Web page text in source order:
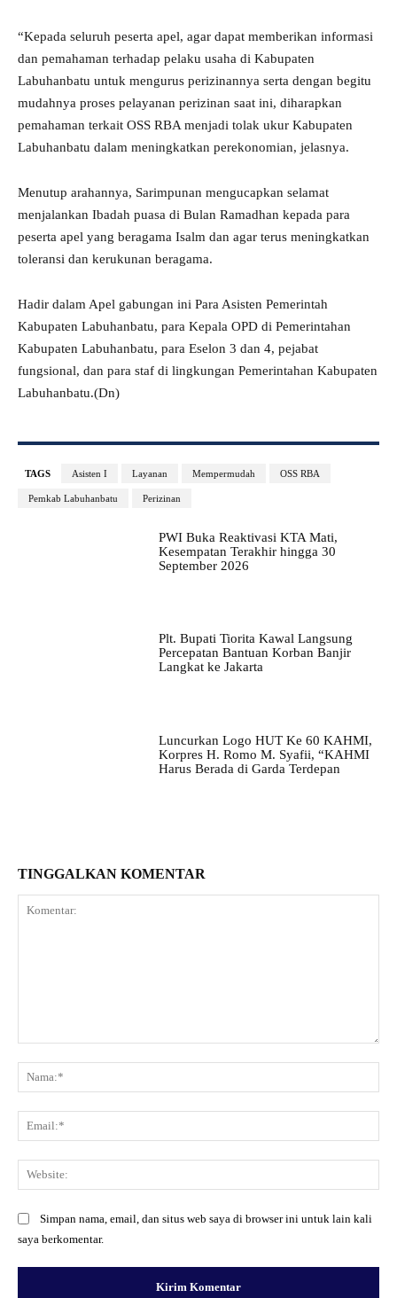
“Kepada seluruh peserta apel, agar dapat memberikan informasi
dan pemahaman terhadap pelaku usaha di Kabupaten
Labuhanbatu untuk mengurus perizinannya serta dengan begitu
mudahnya proses pelayanan perizinan saat ini, diharapkan
pemahaman terkait OSS RBA menjadi tolak ukur Kabupaten
Labuhanbatu dalam meningkatkan perekonomian, jelasnya.
Menutup arahannya, Sarimpunan mengucapkan selamat
menjalankan Ibadah puasa di Bulan Ramadhan kepada para
peserta apel yang beragama Isalm dan agar terus meningkatkan
toleransi dan kerukunan beragama.
Hadir dalam Apel gabungan ini Para Asisten Pemerintah
Kabupaten Labuhanbatu, para Kepala OPD di Pemerintahan
Kabupaten Labuhanbatu, para Eselon 3 dan 4, pejabat
fungsional, dan para staf di lingkungan Pemerintahan Kabupaten
Labuhanbatu.(Dn)
TAGS Asisten I Layanan Mempermudah OSS RBA
Pemkab Labuhanbatu Perizinan
PWI Buka Reaktivasi KTA Mati,
Kesempatan Terakhir hingga 30
September 2026
Plt. Bupati Tiorita Kawal Langsung
Percepatan Bantuan Korban Banjir
Langkat ke Jakarta
Luncurkan Logo HUT Ke 60 KAHMI,
Korpres H. Romo M. Syafii, “KAHMI
Harus Berada di Garda Terdepan
TINGGALKAN KOMENTAR
Simpan nama, email, dan situs web saya di browser ini untuk lain kali
saya berkomentar.